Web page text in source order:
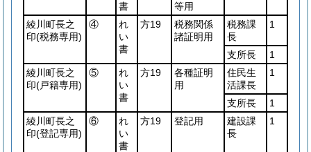
書
等用
綾川町長之
印(税務専用)
④
れ
い
書
方19
税務関係
諸証明用
税務課
長
1
支所長
1
綾川町長之
印(戸籍専用)
⑤
れ
い
書
方19
各種証明
用
住民生
活課長
1
支所長
1
綾川町長之
印(登記専用)
⑥
れ
い
書
方19 登記用
建設課
長
1